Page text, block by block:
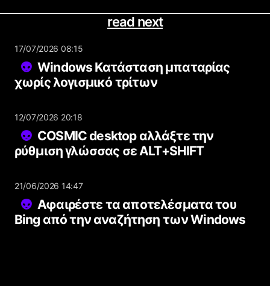
read next
17/07/2026 08:15
Windows Κατάσταση μπαταρίας
χωρίς λογισμικό τρίτων
12/07/2026 20:18
COSMIC desktop αλλάξτε την
ρύθμιση γλώσσας σε ALT+SHIFT
21/06/2026 14:47
Αφαιρέστε τα αποτελέσματα του
Bing από την αναζήτηση των Windows